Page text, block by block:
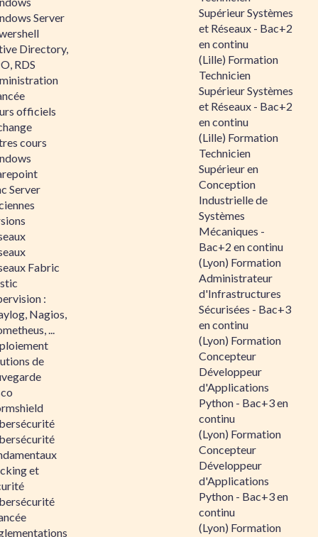
Server
Directory,
RDS
officiels
cours
Server
Fabric
:
Nagios,
...
de
et
Supérieur Systèmes
et Réseaux - Bac+2
en continu
(Lille) Formation
Technicien
Supérieur Systèmes
et Réseaux - Bac+2
en continu
(Lille) Formation
Technicien
Supérieur en
Conception
Industrielle de
Systèmes
Mécaniques -
Bac+2 en continu
(Lyon) Formation
Administrateur
d'Infrastructures
Sécurisées - Bac+3
en continu
(Lyon) Formation
Concepteur
Développeur
d'Applications
Python - Bac+3 en
continu
(Lyon) Formation
Concepteur
Développeur
d'Applications
Python - Bac+3 en
continu
(Lyon) Formation